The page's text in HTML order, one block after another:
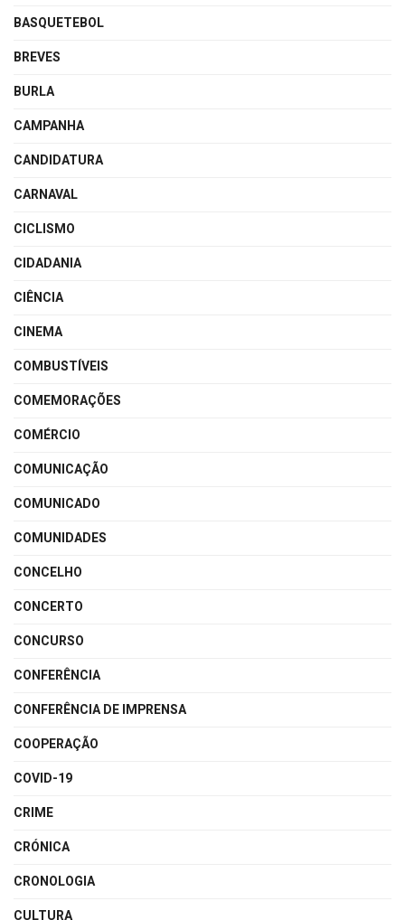
BASQUETEBOL
BREVES
BURLA
CAMPANHA
CANDIDATURA
CARNAVAL
CICLISMO
CIDADANIA
CIÊNCIA
CINEMA
COMBUSTÍVEIS
COMEMORAÇÕES
COMÉRCIO
COMUNICAÇÃO
COMUNICADO
COMUNIDADES
CONCELHO
CONCERTO
CONCURSO
CONFERÊNCIA
CONFERÊNCIA DE IMPRENSA
COOPERAÇÃO
COVID-19
CRIME
CRÓNICA
CRONOLOGIA